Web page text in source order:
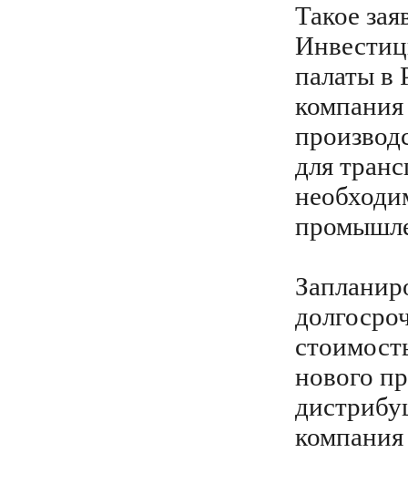
Такое
палаты в
для
нового